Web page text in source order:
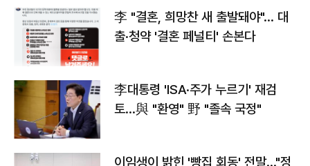
李 "결혼, 희망찬 새 출발돼야"… 대
출·청약 '결혼 페널티' 손본다
李대통령 'ISA·주가 누르기' 재검
토…與 "환영" 野 "졸속 국정"
이임생이 밝힌 '빵집 회동' 전말…"정